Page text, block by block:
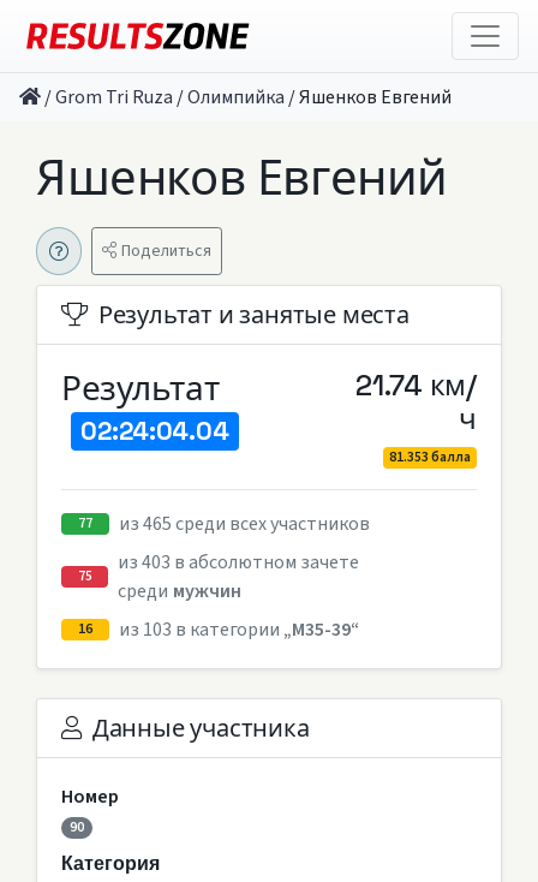
/Grom Tri Ruza /Олимпийка /Яшенков Евгений
Яшенков Евгений
Поделиться
Результат и занятые места
Результат
02:24:04.04
21.74 км/
ч
81.353 балла
77 из 465 среди всех участников
75
из 403 в абсолютном зачете
среди мужчин
16 из 103 в категории „M35-39“
Данные участника
Номер
90
Категория